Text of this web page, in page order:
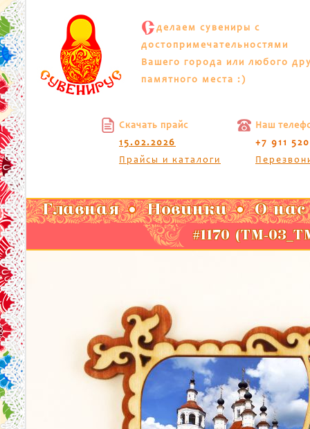
С делаем сувениры с
достопримечательностями
Вашего города или любого
памятного места :)
Скачать прайс
15.02.2026
Прайсы и каталоги
Наш
+7 911
Главная Новинки О нас
#1170 (ТМ-